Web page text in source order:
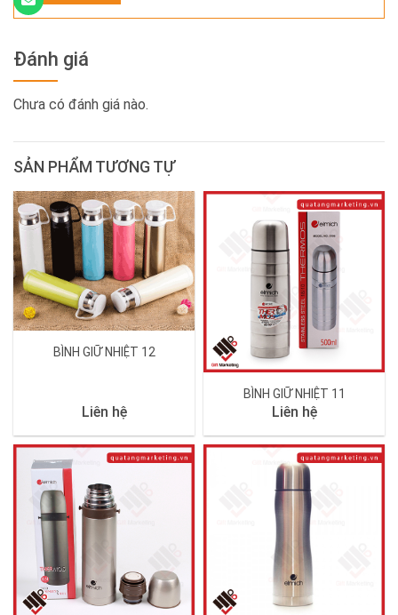
Đánh giá
Chưa có đánh giá nào.
SẢN PHẨM TƯƠNG TỰ
BÌNH GIỮ NHIỆT 12
Liên hệ
BÌNH GIỮ NHIỆT 11
Liên hệ